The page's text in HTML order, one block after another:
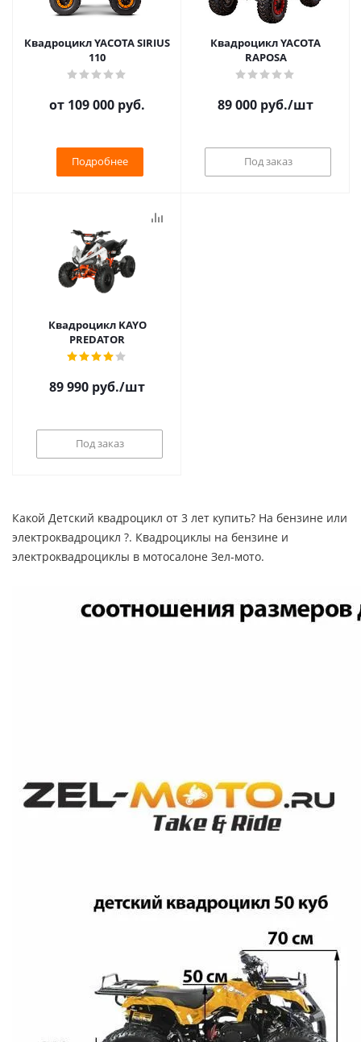
Квадроцикл YACOTA SIRIUS
110
от 109 000 руб.
Подробнее
Квадроцикл YACOTA
RAPOSA
89 000 руб./шт
Под заказ
Квадроцикл KAYO
PREDATOR
89 990 руб./шт
Под заказ
Какой Детский квадроцикл от 3 лет купить? На бензине или
электроквадроцикл ?. Квадроциклы на бензине и
электроквадроциклы в мотосалоне Зел-мото.